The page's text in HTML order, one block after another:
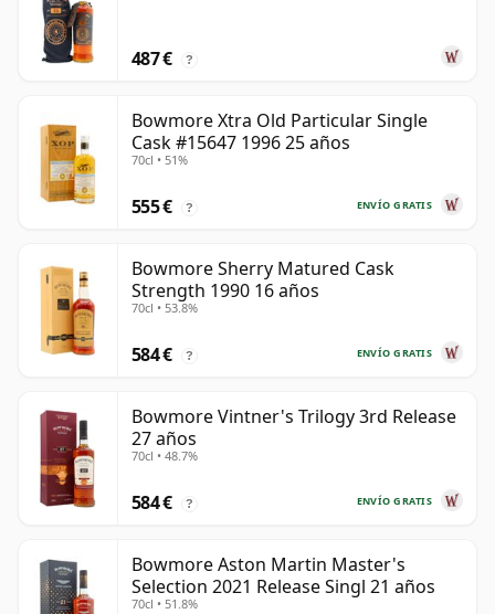
487 € ?
Bowmore Xtra Old Particular Single
Cask #15647 1996 25 años
70cl • 51%
ENVÍO GRATIS
555 € ?
Bowmore Sherry Matured Cask
Strength 1990 16 años
70cl • 53.8%
ENVÍO GRATIS
584 € ?
Bowmore Vintner's Trilogy 3rd Release
27 años
70cl • 48.7%
ENVÍO GRATIS
584 € ?
Bowmore Aston Martin Master's
Selection 2021 Release Singl 21 años
70cl • 51.8%